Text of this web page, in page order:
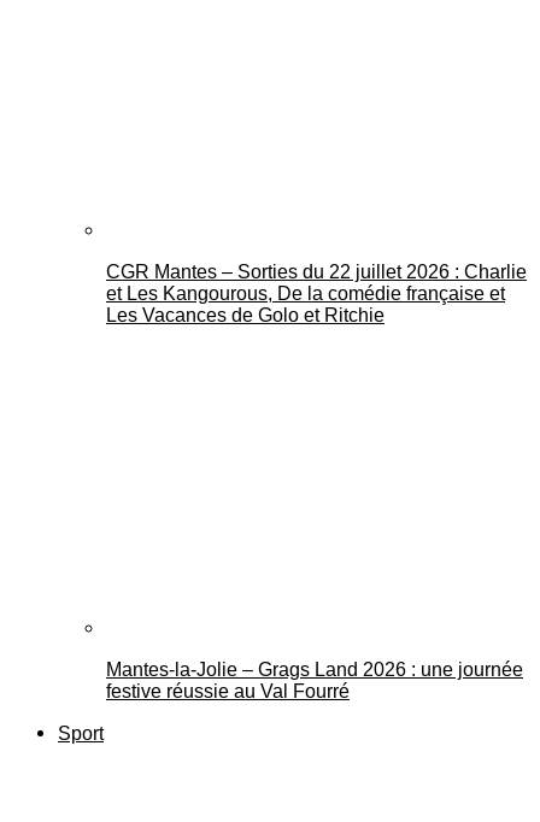
CGR Mantes – Sorties du 22 juillet 2026 : Charlie
et Les Kangourous, De la comédie française et
Les Vacances de Golo et Ritchie
Mantes-la-Jolie – Grags Land 2026 : une journée
festive réussie au Val Fourré
Sport